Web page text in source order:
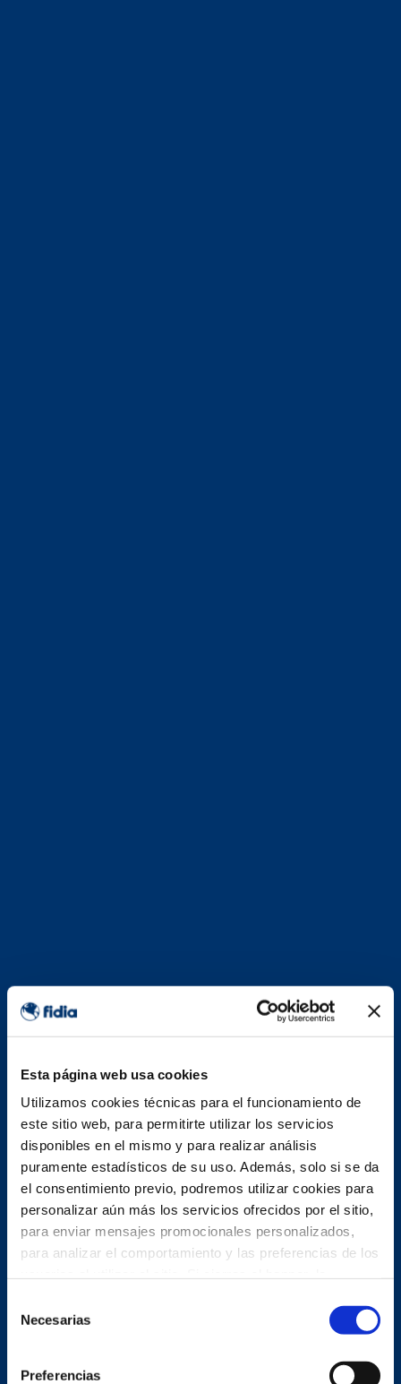
Esta página web usa cookies
Utilizamos cookies técnicas para el funcionamiento de
este sitio web, para permitirte utilizar los servicios
disponibles en el mismo y para realizar análisis
puramente estadísticos de su uso. Además, solo si se da
el consentimiento previo, podremos utilizar cookies para
personalizar aún más los servicios ofrecidos por el sitio,
para enviar mensajes promocionales personalizados,
para analizar el comportamiento y las preferencias de los
navegando por el sitio sin más cookies que las técnicas.
Necesarias
Preferencias